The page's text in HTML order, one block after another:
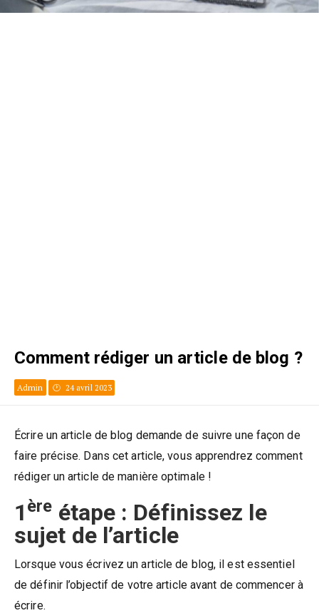
Comment rédiger un article de blog ?
Admin 24 avril 2023
Écrire un article de blog demande de suivre une façon de
faire précise. Dans cet article, vous apprendrez comment
rédiger un article de manière optimale !
1 ère étape : Définissez le
sujet de l’article
Lorsque vous écrivez un article de blog, il est essentiel
de définir l’objectif de votre article avant de commencer à
écrire.